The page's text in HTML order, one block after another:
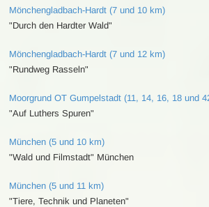
Mönchengladbach-Hardt (7 und 10 km)
"Durch den Hardter Wald"
Mönchengladbach-Hardt (7 und 12 km)
"Rundweg Rasseln"
Moorgrund OT Gumpelstadt (11, 14, 16, 18 und
"Auf Luthers Spuren"
München (5 und 10 km)
"Wald und Filmstadt" München
München (5 und 11 km)
"Tiere, Technik und Planeten"